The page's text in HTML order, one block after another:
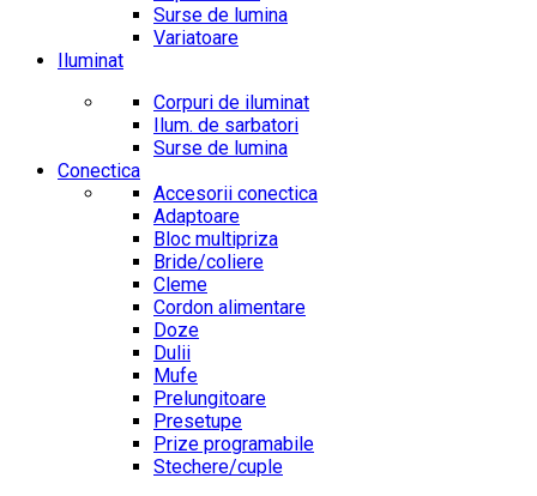
Surse de lumina
Variatoare
Iluminat
Corpuri de iluminat
Ilum. de sarbatori
Surse de lumina
Conectica
Accesorii conectica
Adaptoare
Bloc multipriza
Bride/coliere
Cleme
Cordon alimentare
Doze
Dulii
Mufe
Prelungitoare
Presetupe
Prize programabile
Stechere/cuple